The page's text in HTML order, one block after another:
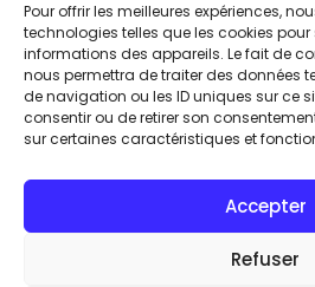
Pour offrir les meilleures expériences,
technologies telles que les cookies
informations des appareils. Le fait de
nous permettra de traiter des données
de navigation ou les ID uniques sur ce
consentir ou de retirer son
sur certaines caractéristiques et
Accepter
Refuser
Notre catalogue de formation
Formateurs - Bénéficiez de
QUALIOPI
INSCRIPTION TALENTHÈQUE